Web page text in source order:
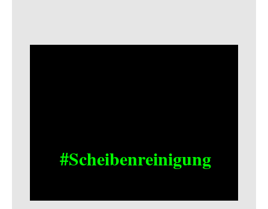
#Scheibenreinigung